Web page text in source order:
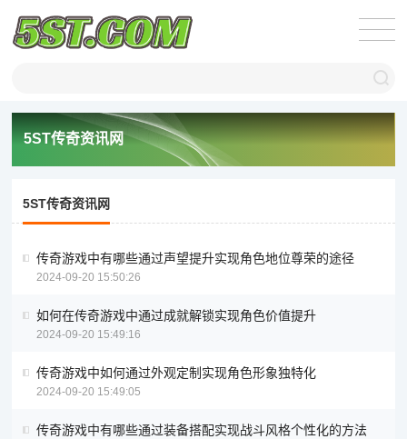
5ST传奇资讯网
5ST传奇资讯网
传奇游戏中有哪些通过声望提升实现角色地位尊荣的途径
2024-09-20 15:50:26
如何在传奇游戏中通过成就解锁实现角色价值提升
2024-09-20 15:49:16
传奇游戏中如何通过外观定制实现角色形象独特化
2024-09-20 15:49:05
传奇游戏中有哪些通过装备搭配实现战斗风格个性化的方法